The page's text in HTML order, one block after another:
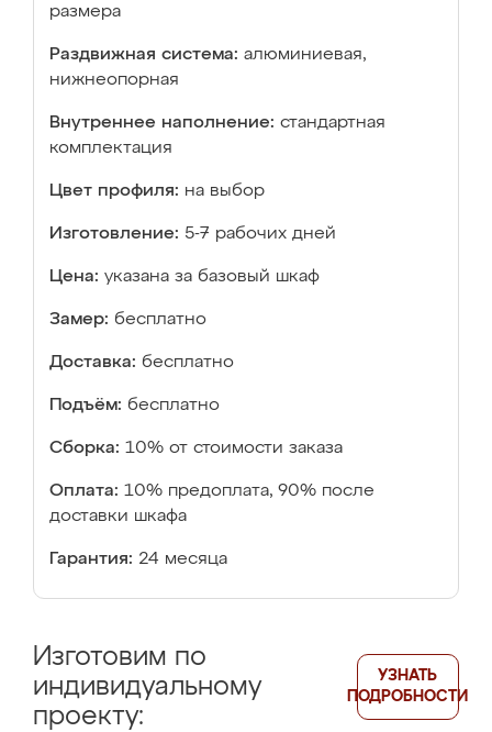
размера
Раздвижная система: алюминиевая,
нижнеопорная
Внутреннее наполнение: стандартная
комплектация
Цвет профиля: на выбор
Изготовление: 5-7 рабочих дней
Цена: указана за базовый шкаф
Замер: бесплатно
Доставка: бесплатно
Подъём: бесплатно
Сборка: 10% от стоимости заказа
Оплата: 10% предоплата, 90% после
доставки шкафа
Гарантия: 24 месяца
Изготовим по
индивидуальному
проекту:
УЗНАТЬ
ПОДРОБНОСТИ